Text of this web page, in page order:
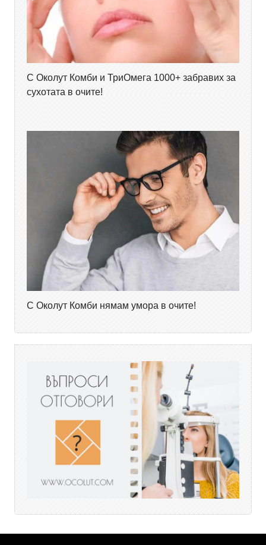
С Околут Комби и ТриОмега 1000+ забравих за
сухотата в очите!
С Околут Комби нямам умора в очите!